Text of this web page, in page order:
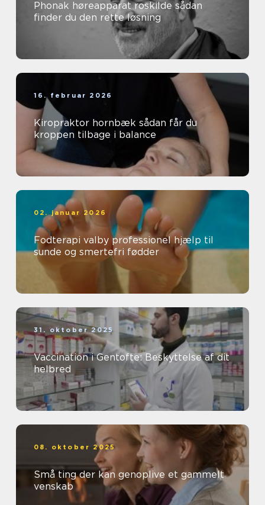
Phonak høreapparat roskilde sådan
finder du den rette løsning
16. februar 2026
Kiropraktor hornbæk sådan får du
kroppen tilbage i balance
02. januar 2026
Fodterapi valby professionel hjælp til
sunde og smertefri fødder
31. oktober 2025
Vaccination i Gentofte: Beskyttelse af dit
helbred
08. oktober 2025
Små ting der kan genoplive et gammelt
venskab